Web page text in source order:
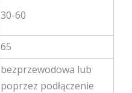
30-60
65
bezprzewodowa lub
poprzez podłączenie